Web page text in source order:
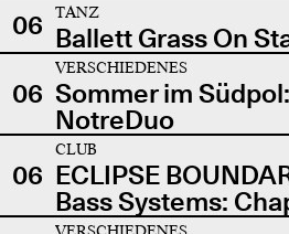
06
TANZ
Ballett Grass On
06
VERSCHIEDENES
Sommer im
NotreDuo
06
CLUB
ECLIPSE
Bass Systems: